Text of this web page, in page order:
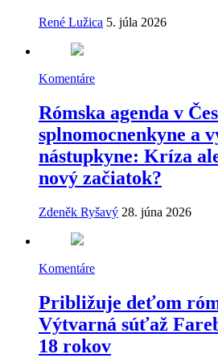
René Lužica 5. júla 2026
Komentáre
Rómska agenda v
splnomocnenkyne a
nástupkyne: Kríza
nový začiatok?
Zdeněk Ryšavý 28. júna 2026
Komentáre
Približuje deťom
Výtvarná súťaž
18 rokov